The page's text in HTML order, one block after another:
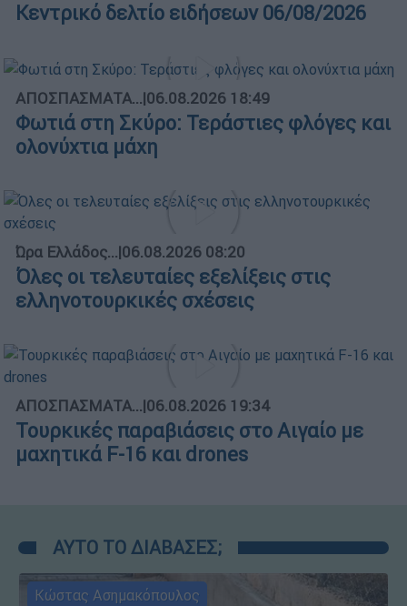
Κεντρικό δελτίο ειδήσεων 06/08/2026
ΑΠΟΣΠΑΣΜΑΤΑ...|06.08.2026 18:49
Φωτιά στη Σκύρο: Τεράστιες φλόγες και
ολονύχτια μάχη
Ώρα Ελλάδος...|06.08.2026 08:20
Όλες οι τελευταίες εξελίξεις στις
ελληνοτουρκικές σχέσεις
ΑΠΟΣΠΑΣΜΑΤΑ...|06.08.2026 19:34
Τουρκικές παραβιάσεις στο Αιγαίο με
μαχητικά F-16 και drones
ΑΥΤΟ ΤΟ ΔΙΑΒΑΣΕΣ;
Κώστας Ασημακόπουλος